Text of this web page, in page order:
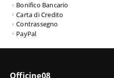
Bonifico Bancario
Carta di Credito
Contrassegno
PayPal
Officine08